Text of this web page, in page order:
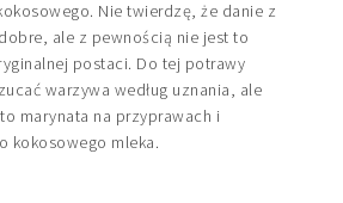
Nie twierdzę, że danie z
ale z pewnością nie jest to
postaci. Do tej potrawy
warzywa według uznania, ale
marynata na przyprawach i
kokosowego mleka.